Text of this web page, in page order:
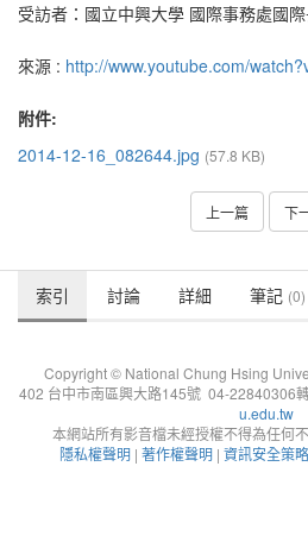
受訪者：國立中興大學 國際事務處國
來源 : http://www.youtube.com/
附件:
2014-12-16_082644.jpg (57.8 KB)
上一篇 下
索引 討論 詳細 筆記 (0)
Copyright © National Chung Hsing
402 台中市南區興大路145號 04-
u.edu.tw
本網站所有影音檔未經授權不得為任何
隱私權聲明 | 著作權聲明 | 資訊安全策略